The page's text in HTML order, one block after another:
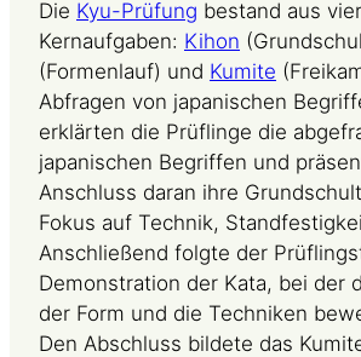
Die Kyu-Prüfung bestand aus vier
Kernaufgaben: Kihon
(Formenlauf) und Kumite
Abfragen von japanischen
erklärten die Prüflinge die
japanischen Begriffen und
Anschluss daran ihre
Fokus auf Technik,
Anschließend folgte der
Demonstration der Kata, bei der
der Form und die Techniken
Den Abschluss bildete das